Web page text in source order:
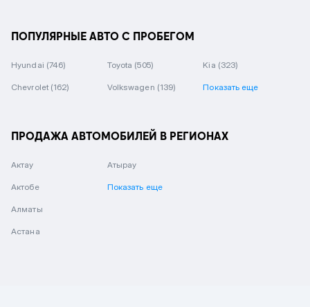
ПОПУЛЯРНЫЕ АВТО С ПРОБЕГОМ
Hyundai (746) Toyota (505) Kia (323)
Chevrolet (162) Volkswagen (139) Показать еще
ПРОДАЖА АВТОМОБИЛЕЙ В РЕГИОНАХ
Актау
Актобе
Алматы
Астана
Атырау
Показать еще